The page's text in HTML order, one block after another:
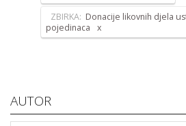
ZBIRKA: Donacije likovnih djela
pojedinaca
AUTOR